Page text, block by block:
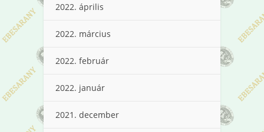
2022. április
2022. március
2022. február
2022. január
2021. december